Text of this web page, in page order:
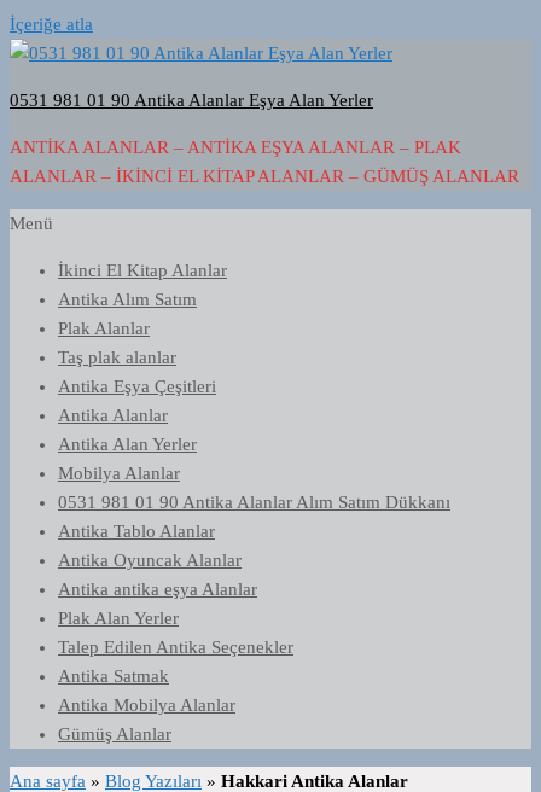
İçeriğe atla
0531 981 01 90 Antika Alanlar Eşya Alan Yerler
ANTIKA ALANLAR – ANTIKA EŞYA ALANLAR – PLAK
ALANLAR – İKINCI EL KITAP ALANLAR – GÜMÜŞ ALANLAR
Menü
İkinci El Kitap Alanlar
Antika Alım Satım
Plak Alanlar
Taş plak alanlar
Antika Eşya Çeşitleri
Antika Alanlar
Antika Alan Yerler
Mobilya Alanlar
0531 981 01 90 Antika Alanlar Alım Satım Dükkanı
Antika Tablo Alanlar
Antika Oyuncak Alanlar
Antika antika eşya Alanlar
Plak Alan Yerler
Talep Edilen Antika Seçenekler
Antika Satmak
Antika Mobilya Alanlar
Gümüş Alanlar
Ana sayfa » Blog Yazıları » Hakkari Antika Alanlar